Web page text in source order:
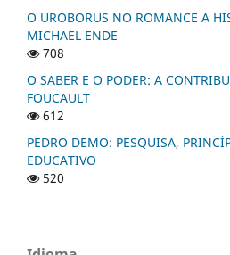
O UROBORUS NO ROMANCE A
MICHAEL ENDE
708
O SABER E O PODER: A
FOUCAULT
612
PEDRO DEMO: PESQUISA,
EDUCATIVO
520